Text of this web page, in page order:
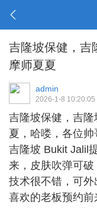
吉隆坡保健，吉
摩师夏夏
admin
2026-1-8 10:20:05
吉隆坡保健 ，吉
夏，哈喽，各位
吉隆坡 Bukit Jalil
来，皮肤吹弹可
技术很不错，可
喜欢的老板预约前